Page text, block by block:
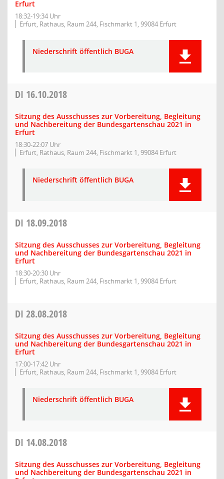
Erfurt
18:32-19:34 Uhr
Erfurt, Rathaus, Raum 244, Fischmarkt 1, 99084 Erfurt
Niederschrift öffentlich BUGA
DI 16.10.2018
Sitzung des Ausschusses zur Vorbereitung, Begleitung
und Nachbereitung der Bundesgartenschau 2021 in
Erfurt
18:30-22:07 Uhr
Erfurt, Rathaus, Raum 244, Fischmarkt 1, 99084 Erfurt
Niederschrift öffentlich BUGA
DI 18.09.2018
Sitzung des Ausschusses zur Vorbereitung, Begleitung
und Nachbereitung der Bundesgartenschau 2021 in
Erfurt
18:30-20:30 Uhr
Erfurt, Rathaus, Raum 244, Fischmarkt 1, 99084 Erfurt
DI 28.08.2018
Sitzung des Ausschusses zur Vorbereitung, Begleitung
und Nachbereitung der Bundesgartenschau 2021 in
Erfurt
17:00-17:42 Uhr
Erfurt, Rathaus, Raum 244, Fischmarkt 1, 99084 Erfurt
Niederschrift öffentlich BUGA
DI 14.08.2018
Sitzung des Ausschusses zur Vorbereitung, Begleitung
und Nachbereitung der Bundesgartenschau 2021 in